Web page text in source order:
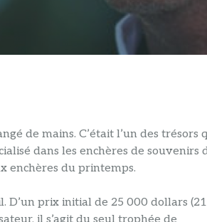
de mains. C’était l’un des trésors
dans les enchères de souvenirs
enchères du printemps.
D’un prix initial de 25 000 dollars